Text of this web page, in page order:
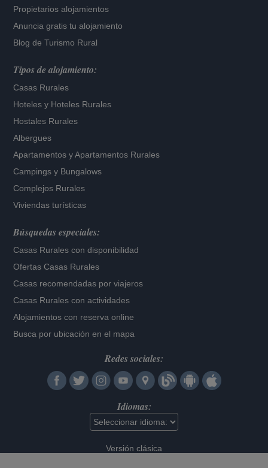
Propietarios alojamientos
Anuncia gratis tu alojamiento
Blog de Turismo Rural
Tipos de alojamiento:
Casas Rurales
Hoteles y Hoteles Rurales
Hostales Rurales
Albergues
Apartamentos yApartamentos Rurales
Campings y Bungalows
Complejos Rurales
Viviendas turísticas
Búsquedas especiales:
Casas Rurales con disponibilidad
Ofertas Casas Rurales
Casas recomendadas por viajeros
Casas Rurales con actividades
Alojamientos con reserva online
Busca por ubicación en el mapa
Redes sociales:
Idiomas:
Versión clásica